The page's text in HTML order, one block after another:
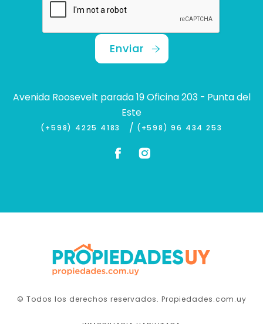
Enviar
Avenida Roosevelt parada 19 Oficina 203 - Punta del
Este
(+598) 4225 4183 / (+598) 96 434 253
© Todos los derechos reservados. Propiedades.com.uy